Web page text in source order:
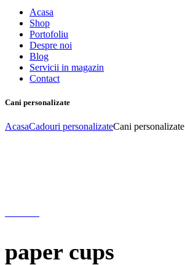
Acasa
Shop
Portofoliu
Despre noi
Blog
Servicii in magazin
Contact
Cani personalizate
AcasaCadouri personalizateCani personalizate
paper cups